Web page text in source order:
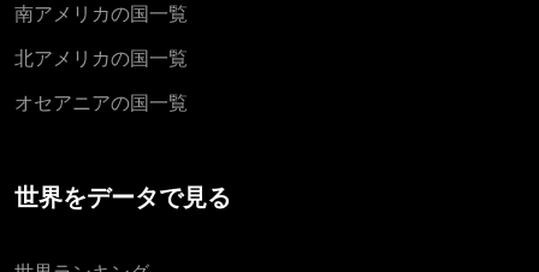
南アメリカの国一覧
北アメリカの国一覧
オセアニアの国一覧
世界をデータで見る